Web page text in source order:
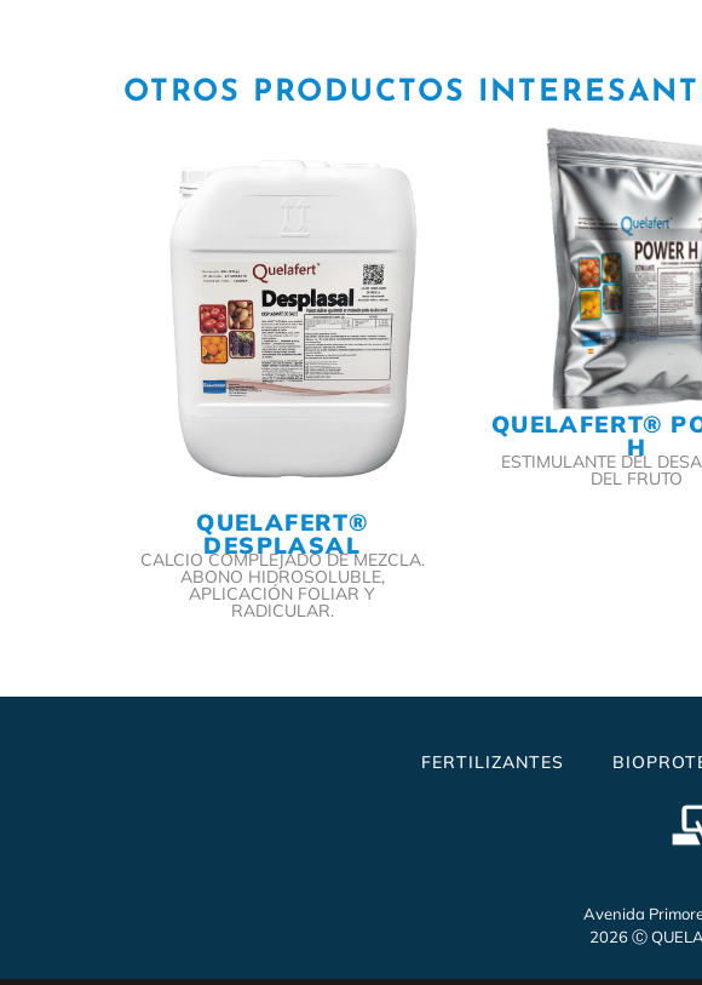
OTROS PRODUCTOS
QUELAFERT®
DESPLASAL
CALCIO COMPLEJADO DE MEZCLA.
ABONO HIDROSOLUBLE,
APLICACIÓN FOLIAR Y
RADICULAR.
QUELAFERT®
H
ESTIMULANTE DEL
DEL FRUTO
FERTILIZANTES
Avenida
2026 Ⓒ